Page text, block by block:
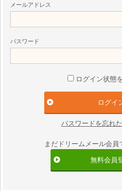
メールアドレス
パスワード
ログイン状態
パスワードを忘れ
まだドリームメール会員
無料会員